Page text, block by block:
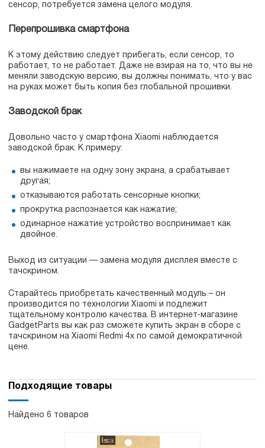
сенсор, потребуется замена целого модуля.
Перепрошивка смартфона
К этому действию следует прибегать, если сенсор, то
работает, то не работает. Даже не взирая на то, что вы не
меняли заводскую версию, вы должны понимать, что у вас
на руках может быть копия без глобальной прошивки.
Заводской брак
Довольно часто у смартфона Xiaomi наблюдается
заводской брак. К примеру:
вы нажимаете на одну зону экрана, а срабатывает
другая;
отказываются работать сенсорные кнопки;
прокрутка распознается как нажатие;
одинарное нажатие устройство воспринимает как
двойное.
Выход из ситуации — замена модуля дисплея вместе с
тачскрином.
Старайтесь приобретать качественный модуль – он
производится по технологии Xiaomi и подлежит
тщательному контролю качества. В интернет-магазине
GadgetParts вы как раз сможете купить экран в сборе с
тачскрином на Xiaomi Redmi 4x по самой демократичной
цене.
Подходящие товары
Найдено 6 товаров